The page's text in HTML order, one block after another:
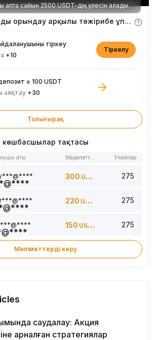
апта сайын 2500 USDT-дің үлесін алады.
Тапсырмаларды орындау арқылы тәжірибе ұпайларын алыңыз
тіркеу
+10
Тіркелу
≥ 100 USDT
аяқтау +30
Толығырақ
көшбасшылар тақтасы
аты Ұпайлар
300 USDT 275
220 USDT 275
150 USDT 275
Мәліметтерді көру
саудалау: Акция
арналған стратегиялар